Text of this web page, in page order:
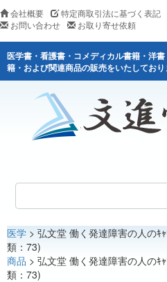
会社概要 特定商取引法に基づく表記
お問い合わせ
お取り寄せ依頼
医学書・看護書・コメディカル書籍・洋
籍・および関連商品の販売をいたしており
医学
看護
医学 > 弘文堂 働く発達障害の人のｷ
類：73)
商品 > 弘文堂 働く発達障害の人のｷ
類：73)